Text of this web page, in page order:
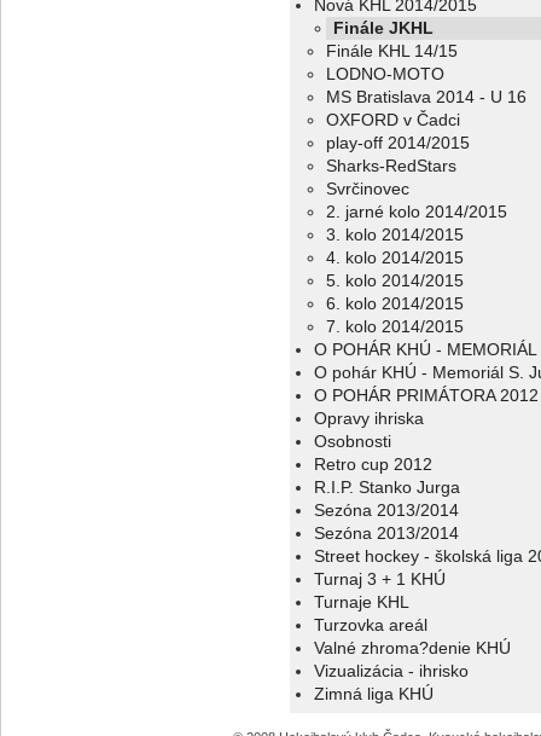
Nová KHL 2014/2015
Finále JKHL
Finále KHL 14/15
LODNO-MOTO
MS Bratislava 2014 - U 16
OXFORD v Čadci
play-off 2014/2015
Sharks-RedStars
Svrčinovec
2. jarné kolo 2014/2015
3. kolo 2014/2015
4. kolo 2014/2015
5. kolo 2014/2015
6. kolo 2014/2015
7. kolo 2014/2015
O POHÁR KHÚ - MEMORIÁL
O pohár KHÚ - Memoriál S.
O POHÁR PRIMÁTORA 2012
Opravy ihriska
Osobnosti
Retro cup 2012
R.I.P. Stanko Jurga
Sezóna 2013/2014
Sezóna 2013/2014
Street hockey - školská liga
Turnaj 3 + 1 KHÚ
Turnaje KHL
Turzovka areál
Valné zhroma?denie KHÚ
Vizualizácia - ihrisko
Zimná liga KHÚ